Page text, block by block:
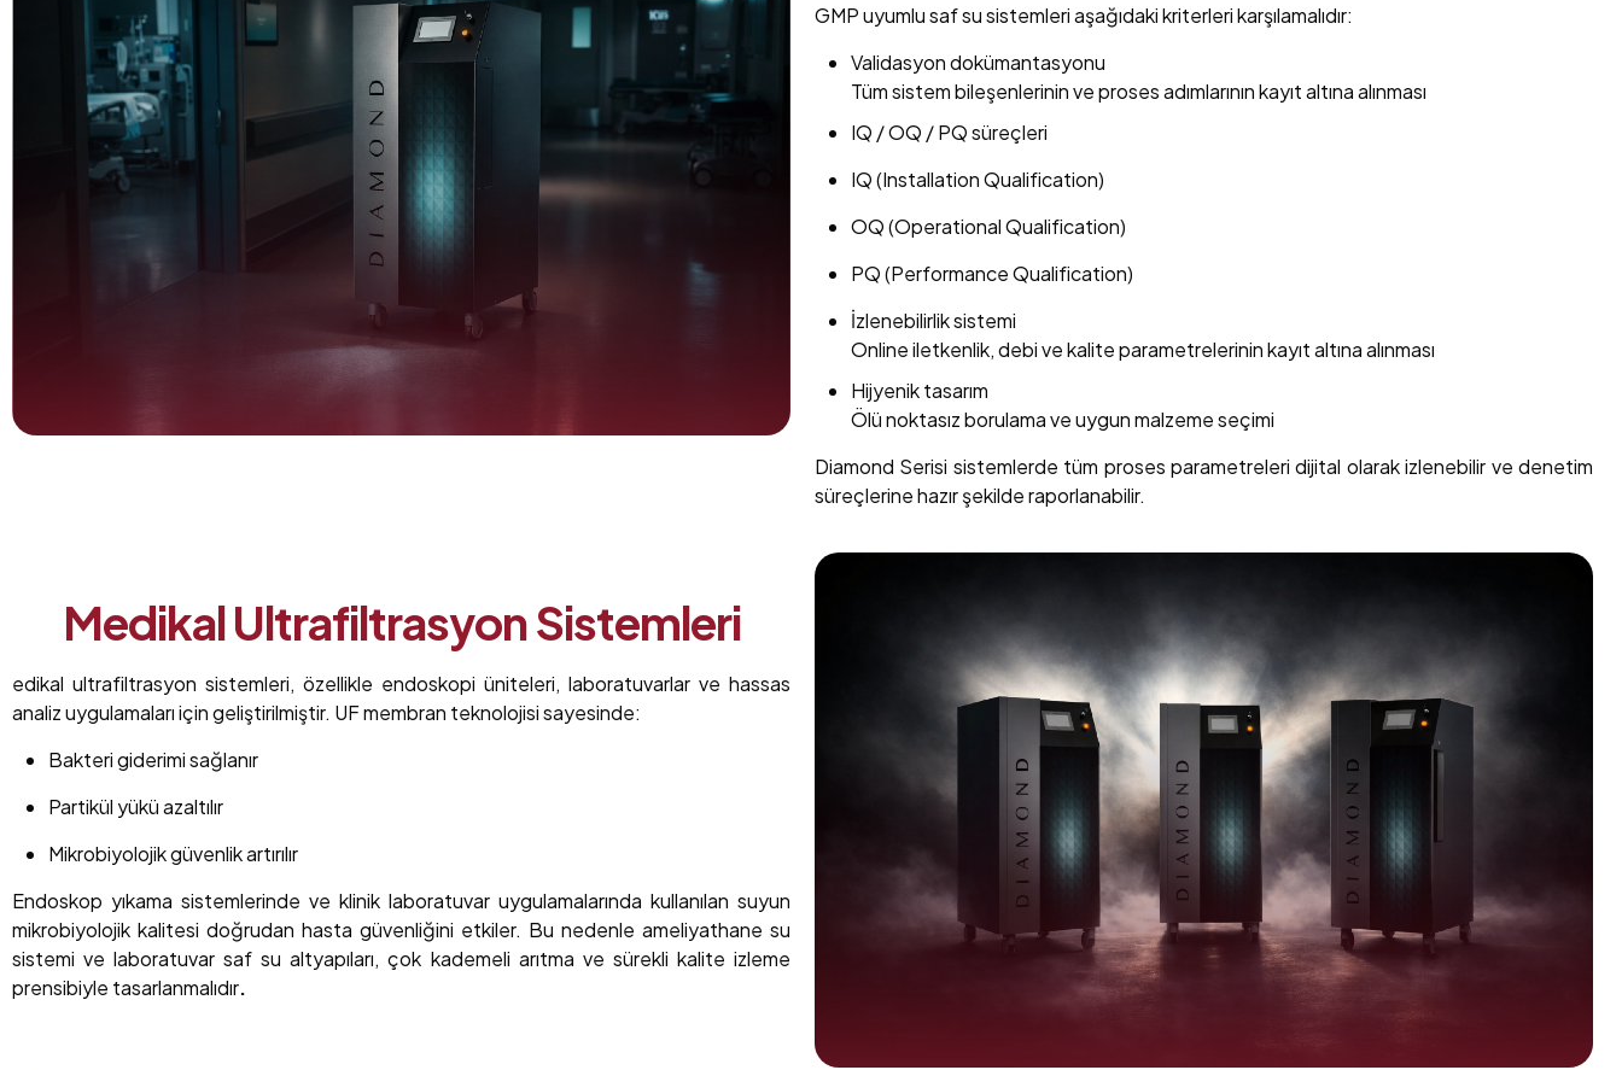
GMP uyumlu saf su sistemleri aşağıdaki kriterleri karşılamalıdır:
Validasyon dokümantasyonu
Tüm sistem bileşenlerinin ve proses adımlarının kayıt altına alınması
IQ / OQ / PQ süreçleri
IQ (Installation Qualification)
OQ (Operational Qualification)
PQ (Performance Qualification)
İzlenebilirlik sistemi
Online iletkenlik, debi ve kalite parametrelerinin kayıt altına alınması
Hijyenik tasarım
Ölü noktasız borulama ve uygun malzeme seçimi
Diamond Serisi sistemlerde tüm proses parametreleri dijital olarak izlenebilir ve denetim
süreçlerine hazır şekilde raporlanabilir.
Medikal Ultrafiltrasyon Sistemleri
edikal ultrafiltrasyon sistemleri, özellikle endoskopi üniteleri, laboratuvarlar ve hassas
analiz uygulamaları için geliştirilmiştir. UF membran teknolojisi sayesinde:
Bakteri giderimi sağlanır
Partikül yükü azaltılır
Mikrobiyolojik güvenlik artırılır
Endoskop yıkama sistemlerinde ve klinik laboratuvar uygulamalarında kullanılan suyun
mikrobiyolojik kalitesi doğrudan hasta güvenliğini etkiler. Bu nedenle ameliyathane su
sistemi ve laboratuvar saf su altyapıları, çok kademeli arıtma ve sürekli kalite izleme
prensibiyle tasarlanmalıdır.